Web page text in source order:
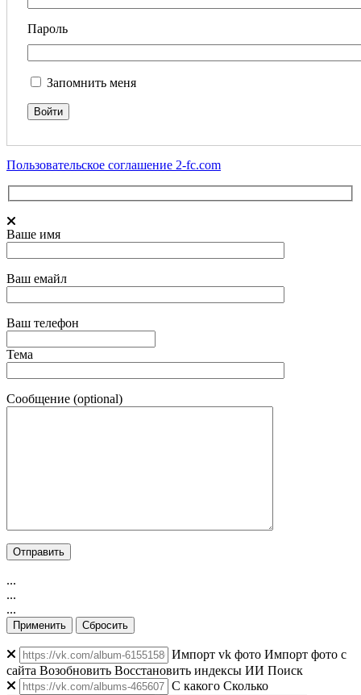
Пароль
Запомнить меня
Пользовательское соглашение 2-fc.com
Ваше имя
Ваш емайл
Ваш телефон
Тема
Сообщение (optional)
...
...
...
Применить Сбросить
Импорт vk фото Импорт фото с
сайта Возобновить Восстановить индексы ИИ Поиск
C какого Сколько